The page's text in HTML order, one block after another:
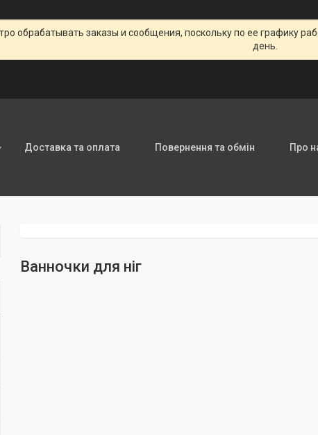
обрабатывать заказы и сообщения, поскольку по ее графику
день.
Доставка та оплата Повернення та обмін Про
Ванночки для ніг